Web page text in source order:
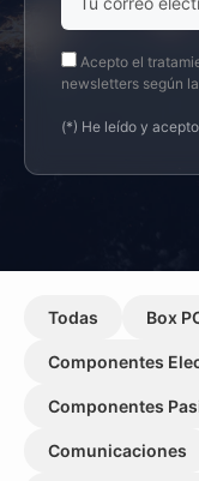
Acepto el
newsletters según la
(*) He leído y
Todas Box
Componentes
Componentes
Comunicaciones